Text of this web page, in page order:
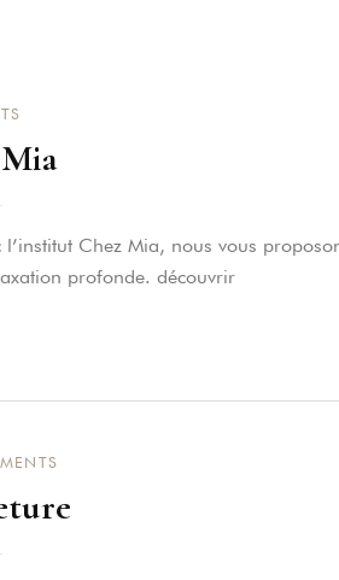
Chez Mia, nous vous
profonde. découvrir
Vos Evénements
Détente Et Activités